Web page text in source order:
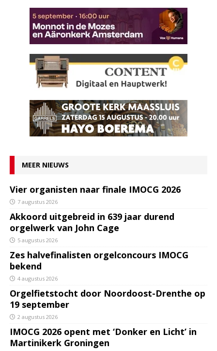
MEER NIEUWS
Vier organisten naar finale IMOCG 2026
7 augustus 2026
Akkoord uitgebreid in 639 jaar durend
orgelwerk van John Cage
5 augustus 2026
Zes halvefinalisten orgelconcours IMOCG
bekend
4 augustus 2026
Orgelfietstocht door Noordoost-Drenthe op
19 september
2 augustus 2026
IMOCG 2026 opent met ‘Donker en Licht’ in
Martinikerk Groningen